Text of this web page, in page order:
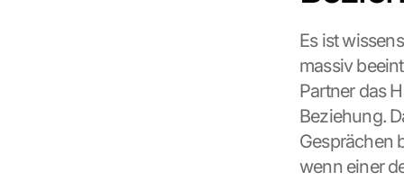
Es ist
massiv
Partner das
Beziehung.
Gesprächen
wenn einer